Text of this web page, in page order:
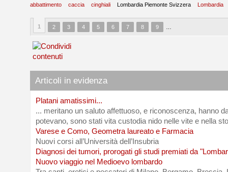
abbattimento caccia cinghiali Lombardia Piemonte Svizzera Lombardia
1 2 3 4 5 6 7 8 9
Articoli in evidenza
Platani amatissimi...
... meritano un saluto affettuoso, e riconoscenza, hanno
potevano, sono stati vita custodia nido nelle vite e nella
Varese e Como, Geometra laureato e Farmacia
Nuovi corsi all’Università dell’Insubria
Diagnosi dei tumori, prorogati gli studi premiati da
Nuovo viaggio nel Medioevo lombardo